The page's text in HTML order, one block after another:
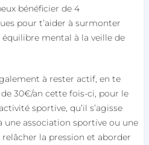
bénéficier de 4
pour t’aider à surmonter
mental à la veille de
à rester actif, en te
30€/an cette fois-ci, pour le
sportive, qu’il s’agisse
une association sportive ou une
la pression et aborder